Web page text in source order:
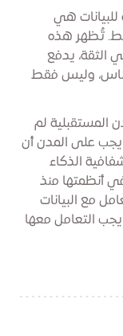
هي
تُظهر هذه
الثقة، يدفع
وليس فقط
المستقبلية لم
يجب على المدن أن
الذكاء
أنظمتها منذ
مع البيانات
التعامل معها